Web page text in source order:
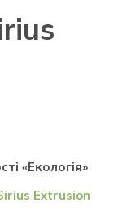
«Екологія»
Extrusion